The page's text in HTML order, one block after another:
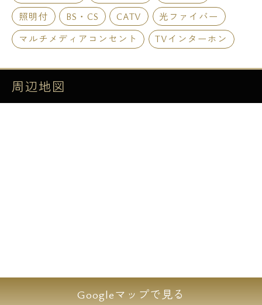
照明付
BS・CS CATV
光ファイバー
マルチメディアコンセント
TVインターホン
周辺地図
Googleマップで見る